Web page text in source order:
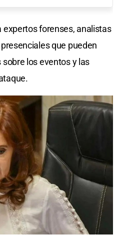
expertos forenses, analistas
que pueden
los eventos y las